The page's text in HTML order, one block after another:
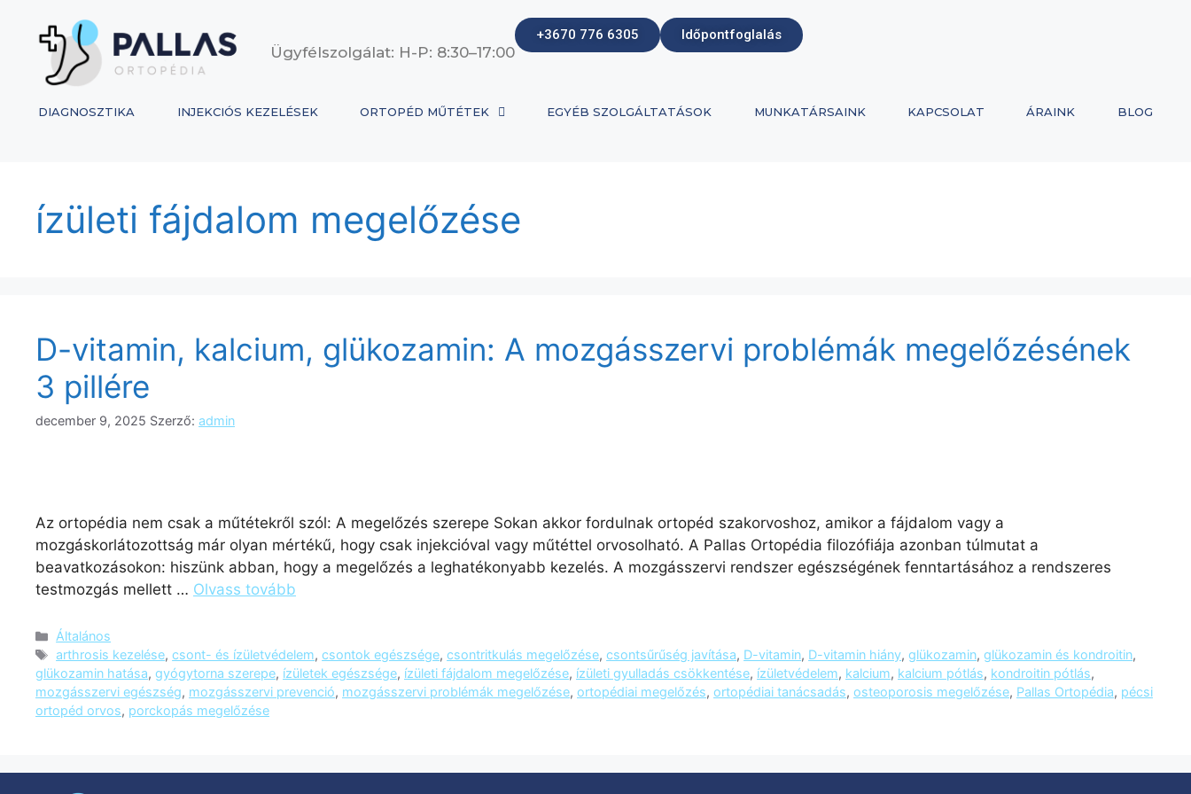
Ügyfélszolgálat: H-P: 8:30–17:00
+3670 776 6305 Időpontfoglalás
DIAGNOSZTIKA INJEKCIÓS KEZELÉSEK ORTOPÉD MŰTÉTEK EGYÉB SZOLGÁLTATÁSOK MUNKATÁRSAINK KAPCSOLAT ÁRAINK BLOG
ízületi fájdalom megelőzése
D-vitamin, kalcium, glükozamin: A mozgásszervi problémák megelőzésének
3 pillére
december 9, 2025 Szerző: admin
Az ortopédia nem csak a műtétekről szól: A megelőzés szerepe Sokan akkor fordulnak ortopéd szakorvoshoz, amikor a fájdalom vagy a
mozgáskorlátozottság már olyan mértékű, hogy csak injekcióval vagy műtéttel orvosolható. A Pallas Ortopédia filozófiája azonban túlmutat a
beavatkozásokon: hiszünk abban, hogy a megelőzés a leghatékonyabb kezelés. A mozgásszervi rendszer egészségének fenntartásához a rendszeres
testmozgás mellett … Olvass tovább
Általános
arthrosis kezelése,csont- és ízületvédelem,csontok egészsége,csontritkulás megelőzése,csontsűrűség javítása, D-vitamin, D-vitamin hiány,glükozamin,glükozamin és kondroitin,
glükozamin hatása, gyógytorna szerepe, ízületek egészsége, ízületi fájdalom megelőzése, ízületi gyulladás csökkentése, ízületvédelem, kalcium, kalcium pótlás, kondroitin pótlás,
mozgásszervi egészség, mozgásszervi prevenció, mozgásszervi problémák megelőzése, ortopédiai megelőzés, ortopédiai tanácsadás, osteoporosis megelőzése, Pallas Ortopédia, pécsi
ortopéd orvos, porckopás megelőzése